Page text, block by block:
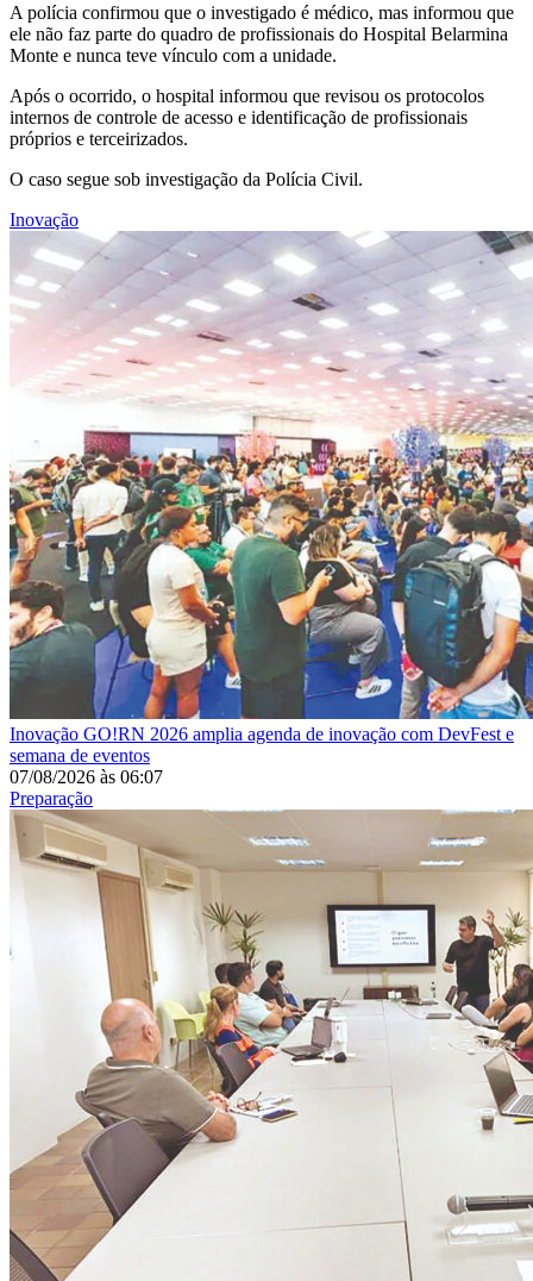
A polícia confirmou que o investigado é médico, mas informou que
ele não faz parte do quadro de profissionais do Hospital Belarmina
Monte e nunca teve vínculo com a unidade.
Após o ocorrido, o hospital informou que revisou os protocolos
internos de controle de acesso e identificação de profissionais
próprios e terceirizados.
O caso segue sob investigação da Polícia Civil.
Inovação
Inovação GO!RN 2026 amplia agenda de inovação com DevFest e
semana de eventos
07/08/2026 às 06:07
Preparação